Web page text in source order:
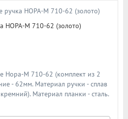
НОРА-М 710-62 (золото)
Нора-М 710-62 (комплект из 2
- 62мм. Материал ручки - сплав
Материал планки - сталь.